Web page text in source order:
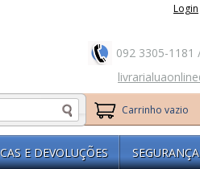
Login
092 3305-1181
Carrinho vazio
E DEVOLUÇÕES SEGURANÇA